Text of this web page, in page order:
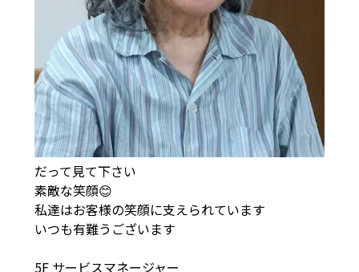
だって見て下さい
素敵な笑顔😊
私達はお客様の笑顔に支えられています
いつも有難うございます
5F サービスマネージャー